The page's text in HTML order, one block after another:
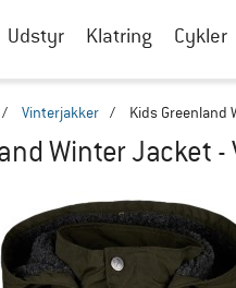
Udstyr Klatring Cykler
/ Vinterjakker / Kids Greenland
Winter Jacket